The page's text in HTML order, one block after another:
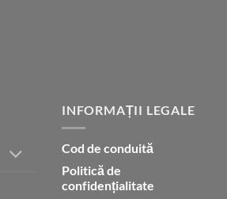
INFORMAȚII LEGALE
Cod de conduită
Politică de
confidențialitate